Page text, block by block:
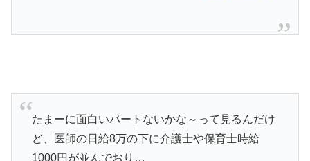
たまーに面白いパートないかな～って見るんだけ
ど、医師の日給8万の下に介護士や保育士時給
1000円が並んでおり…